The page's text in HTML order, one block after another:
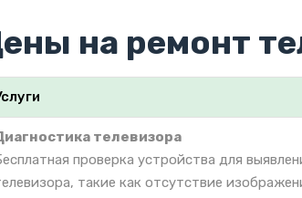
на ремонт
телевизора
проверка устройства для
такие как отсутствие